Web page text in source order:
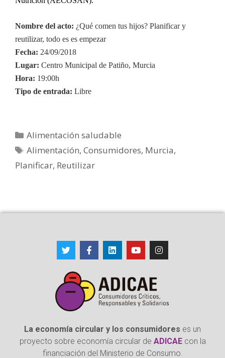
Nombre del acto: ¿Qué comen tus hijos? Planificar y
reutilizar, todo es es empezar
Fecha: 24/09/2018
Lugar: Centro Municipal de Patiño, Murcia
Hora: 19:00h
Tipo de entrada: Libre
Alimentación saludable
Alimentación,Consumidores, Murcia,
Planificar, Reutilizar
La economía circular y los consumidores es un
proyecto sobre economía circular de ADICAEcon la
financiación del Ministerio de Consumo.